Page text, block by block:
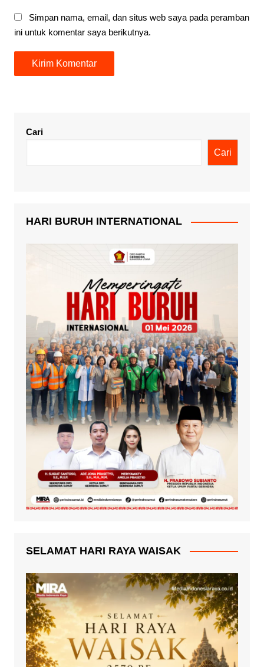
Simpan nama, email, dan situs web saya pada peramban
ini untuk komentar saya berikutnya.
Cari
Cari
HARI BURUH INTERNATIONAL
SELAMAT HARI RAYA WAISAK